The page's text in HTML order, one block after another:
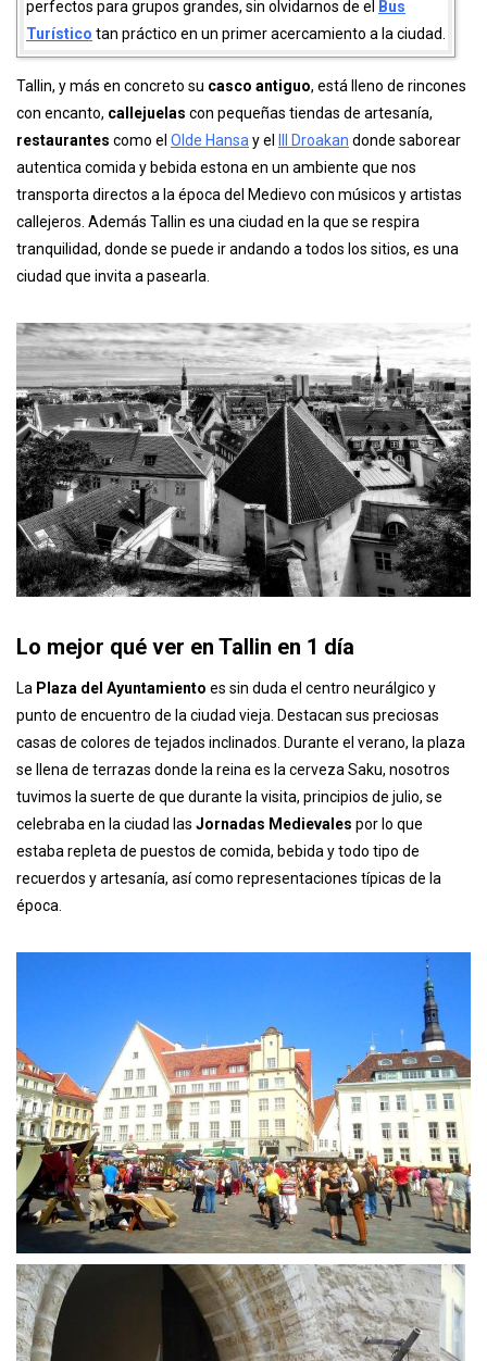
perfectos para grupos grandes, sin olvidarnos de el
Bus
Turístico tan práctico en un primer acercamiento a la ciudad.
Tallin, y más en concreto su casco antiguo, está lleno de rincones
con encanto, callejuelas con pequeñas tiendas de artesanía,
restaurantes como el Olde Hansa y el III Droakan donde saborear
autentica comida y bebida estona en un ambiente que nos
transporta directos a la época del Medievo con músicos y artistas
callejeros. Además Tallin es una ciudad en la que se respira
tranquilidad, donde se puede ir andando a todos los sitios, es una
ciudad que invita a pasearla.
Lo mejor qué ver en Tallin en 1 día
La Plaza del Ayuntamiento es sin duda el centro neurálgico y
punto de encuentro de la ciudad vieja. Destacan sus preciosas
casas de colores de tejados inclinados. Durante el verano, la plaza
se llena de terrazas donde la reina es la cerveza Saku, nosotros
tuvimos la suerte de que durante la visita, principios de julio, se
celebraba en la ciudad las Jornadas Medievales por lo que
estaba repleta de puestos de comida, bebida y todo tipo de
recuerdos y artesanía, así como representaciones típicas de la
época.